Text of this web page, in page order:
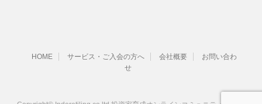
HOME サービス・ご入会の方へ 会社概要
お問い合わ
せ